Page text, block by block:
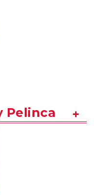
Pelinca